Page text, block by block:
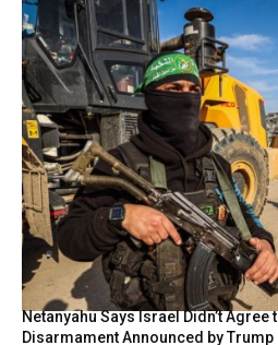
Netanyahu Says Israel Didn’t
Disarmament Announced by Trump